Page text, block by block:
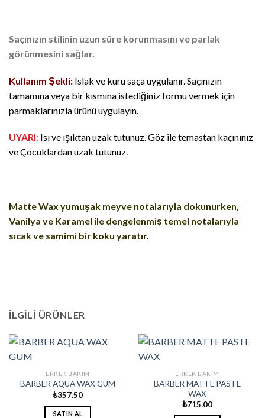
Saçınızın stilinin uzun süre korunmasını ve parlak
görünmesini sağlar.
Kullanım Şekli: Islak ve kuru saça uygulanır. Saçınızın
tamamına veya bir kısmına istediğiniz formu vermek için
parmaklarınızla ürünü uygulayın.
UYARI: Isı ve ışıktan uzak tutunuz. Göz ile temastan kaçınınız
ve Çocuklardan uzak tutunuz.
Matte Wax yumuşak meyve notalarıyla dokunurken,
Vanilya ve Karamel ile dengelenmiş temel notalarıyla
sıcak ve samimi bir koku yaratır.
İLGILI ÜRÜNLER
ERKEK BAKIM
BARBER AQUA WAX GUM
₺357.50
SATIN AL
ERKEK BAKIM
BARBER MATTE PASTE
WAX
₺715.00